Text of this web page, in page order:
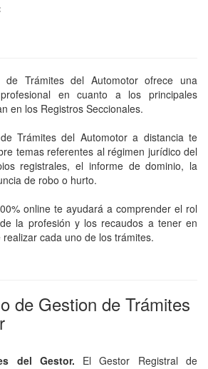
Trámites del Automotor ofrece una
en cuanto a los principales
en los Registros Seccionales.
Trámites del Automotor a distancia te
temas referentes al régimen jurídico del
registrales, el informe de dominio, la
de robo o hurto.
online te ayudará a comprender el rol
la profesión y los recaudos a tener en
cada uno de los trámites.
de Gestion de Trámites
del Gestor. El Gestor Registral de